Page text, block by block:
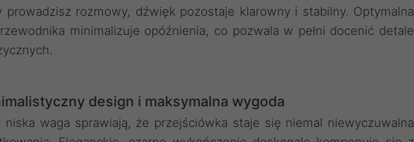
rozmowy, dźwięk pozostaje klarowny i stabilny. Optymalna
minimalizuje opóźnienia, co pozwala w pełni docenić detale
design i maksymalna wygoda
niska waga sprawiają, że przejściówka staje się niemal niewyczuwalna